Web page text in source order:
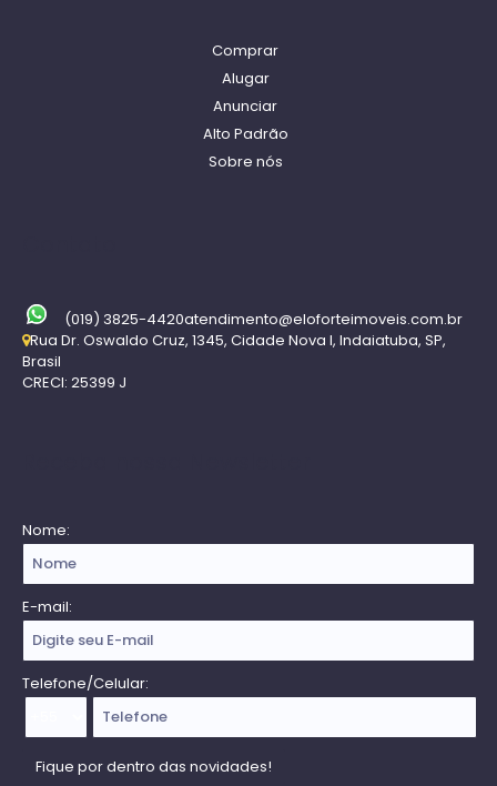
Comprar
Alugar
Anunciar
Alto Padrão
Sobre nós
(019) 3825-4420atendimento@eloforteimoveis.com.br
Rua Dr. Oswaldo Cruz, 1345, Cidade Nova I, Indaiatuba, SP,
Brasil
CRECI: 25399 J
Nome:
E-mail:
Telefone/Celular: